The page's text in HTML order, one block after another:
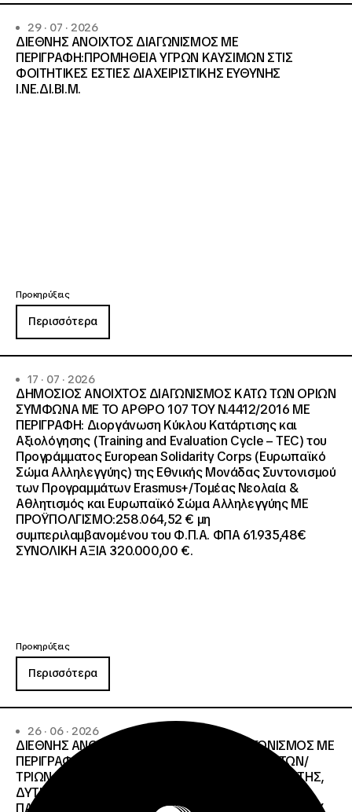
29 · 07 · 2026
ΔΙΕΘΝΗΣ ΑΝΟΙΧΤΟΣ ΔΙΑΓΩΝΙΣΜΟΣ ΜΕ
ΠΕΡΙΓΡΑΦΗ:ΠΡΟΜΗΘΕΙΑ ΥΓΡΩΝ ΚΑΥΣΙΜΩΝ ΣΤΙΣ
ΦΟΙΤΗΤΙΚΕΣ ΕΣΤΙΕΣ ΔΙΑΧΕΙΡΙΣΤΙΚΗΣ ΕΥΘΥΝΗΣ
Ι.ΝΕ.ΔΙ.ΒΙ.Μ.
Προκηρύξεις
Περισσότερα
17 · 07 · 2026
ΔΗΜΟΣΙΟΣ ΑΝΟΙΧΤΟΣ ΔΙΑΓΩΝΙΣΜΟΣ ΚΑΤΩ ΤΩΝ ΟΡΙΩΝ
ΣΥΜΦΩΝΑ ΜΕ ΤΟ ΑΡΘΡΟ 107 ΤΟΥ Ν.4412/2016 ΜΕ
ΠΕΡΙΓΡΑΦΗ: Διοργάνωση Κύκλου Κατάρτισης και
Αξιολόγησης (Training and Evaluation Cycle – TEC) του
Προγράμματος European Solidarity Corps (Ευρωπαϊκό
Σώμα Αλληλεγγύης) της Εθνικής Μονάδας Συντονισμού
των Προγραμμάτων Erasmus+/Τομέας Νεολαία &
Αθλητισμός και Ευρωπαϊκό Σώμα Αλληλεγγύης ΜΕ
ΠΡΟΫΠΟΛΓΙΣΜΟ:258.064,52 € μη
συμπεριλαμβανομένου του Φ.Π.Α. ΦΠΑ 61.935,48€
ΣΥΝΟΛΙΚΗ ΑΞΙΑ 320.000,00 €.
Προκηρύξεις
Περισσότερα
26 · 06 · 2026
ΔΙΕΘΝΗΣ ΑΝΟΙΧΤΟΣ ΗΛΕΚΤΡΟΝΙΚΟΣ ΔΙΑΓΩΝΙΣΜΟΣ ΜΕ
ΠΕΡΙΓΡΑΦΗ:ΥΠΗΡΕΣΙΕΣ ΣΤΕΓΑΣΗΣ ΤΩΝ ΦΟΙΤΗΤΩΝ/
ΤΡΙΩΝ ΤΩΝ ΠΑΝΕΠΙΣΤΗΜΙΑΚΩΝ ΙΔΡΥΜΑΤΩΝ KΡΗΤΗΣ,
ΔΥΤΙΚΗΣ ΜΑΚΕΔΟΝΙΑΣ, ΔΗΜΟΚΡΙΤΕΙΟΥ
ΠΑΝΕΠΙΣΤΗΜΙΟΥ ΘΡΑΚΗΣ, ΕΛΛΗΝΙΚΟΥ ΜΕΣΟΓΕΙΑΚΟΥ